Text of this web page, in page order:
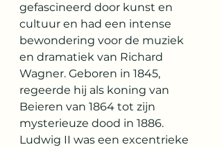
gefascineerd door kunst en
cultuur en had een intense
bewondering voor de muziek
en dramatiek van Richard
Wagner. Geboren in 1845,
regeerde hij als koning van
Beieren van 1864 tot zijn
mysterieuze dood in 1886.
Ludwig II was een excentrieke